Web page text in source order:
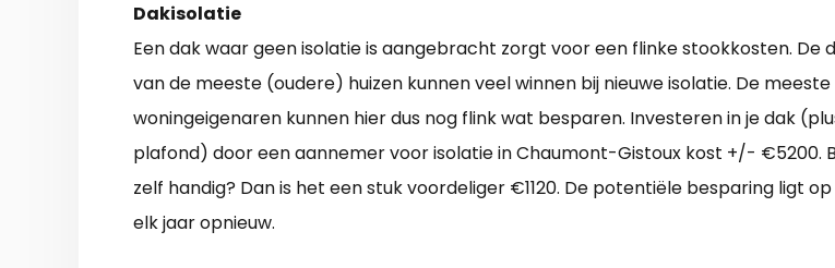
Dakisolatie
Een dak waar geen isolatie is aangebracht zorgt voor een flinke stookkosten. De
van de meeste (oudere) huizen kunnen veel winnen bij nieuwe isolatie. De meeste
woningeigenaren kunnen hier dus nog flink wat besparen. Investeren in je dak
plafond) door een aannemer voor isolatie in Chaumont-Gistoux kost +/- €5200.
zelf handig? Dan is het een stuk voordeliger €1120. De potentiële besparing ligt
elk jaar opnieuw.